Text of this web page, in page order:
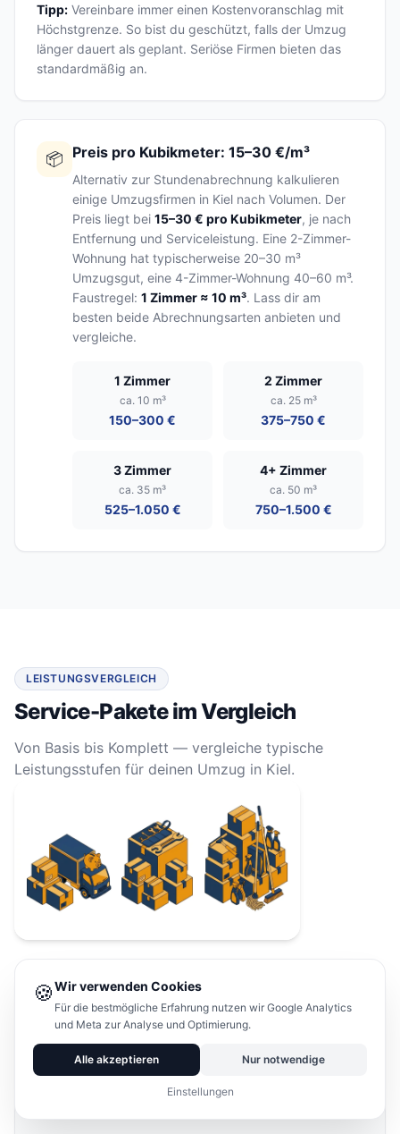
Tipp: Vereinbare immer einen Kostenvoranschlag mit
Höchstgrenze. So bist du geschützt, falls der Umzug
länger dauert als geplant. Seriöse Firmen bieten das
standardmäßig an.
📦 Preis pro Kubikmeter: 15–30 €/m³
Alternativ zur Stundenabrechnung kalkulieren
einige Umzugsfirmen in Kiel nach Volumen. Der
Preis liegt bei 15–30 € pro Kubikmeter, je nach
Entfernung und Serviceleistung. Eine 2-Zimmer-
Wohnung hat typischerweise 20–30 m³
Umzugsgut, eine 4-Zimmer-Wohnung 40–60 m³.
Faustregel: 1 Zimmer ≈ 10 m³. Lass dir am
besten beide Abrechnungsarten anbieten und
vergleiche.
1 Zimmer
ca. 10 m³
150–300 €
2 Zimmer
ca. 25 m³
375–750 €
3 Zimmer
ca. 35 m³
525–1.050 €
4+ Zimmer
ca. 50 m³
750–1.500 €
LEISTUNGSVERGLEICH
Service-Pakete im Vergleich
Von Basis bis Komplett — vergleiche typische
Leistungsstufen für deinen Umzug in Kiel.
Basis
ab 350 €
für 2-Zimmer-Wohnung
🍪Wir verwenden Cookies
Für die bestmögliche Erfahrung nutzen wir Google Analytics
und Meta zur Analyse und Optimierung.
Alle akzeptieren Nur notwendige
Einstellungen